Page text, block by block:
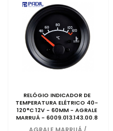
RELÓGIO INDICADOR DE
TEMPERATURA ELÉTRICO 40-
120°C 12V - 60MM - AGRALE
MARRUÁ - 6009.013.143.00.8